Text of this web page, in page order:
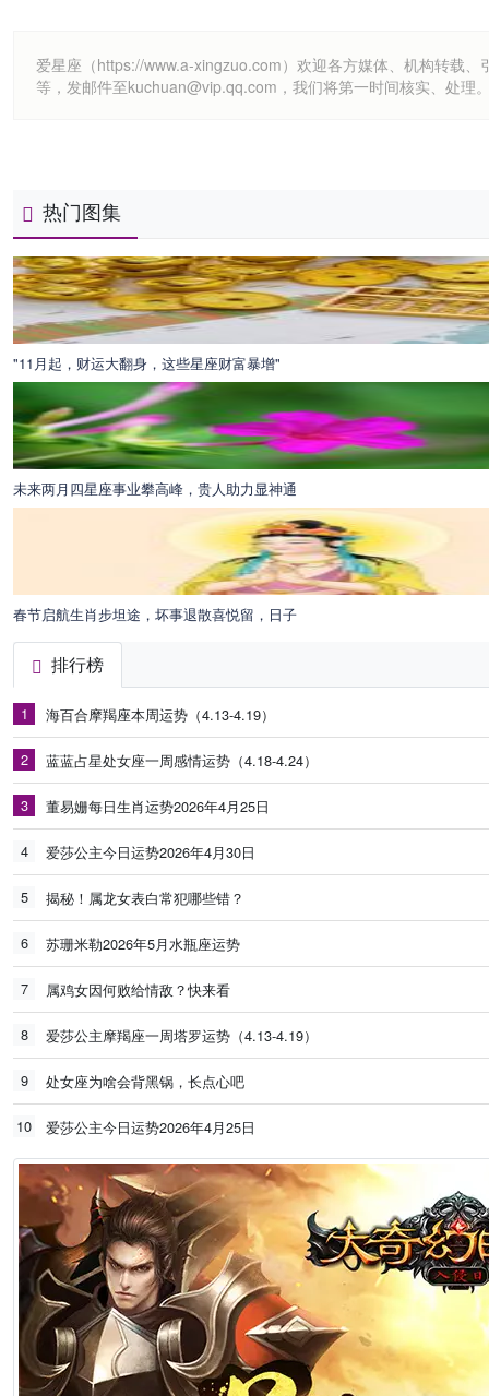
爱星座（https://www.a-xingzuo.com）欢迎各方媒体、机构转载
等，发邮件至kuchuan@vip.qq.com，我们将第一时间核实、处理
热门图集
"11月起，财运大翻身，这些星座财富暴增"
未来两月四星座事业攀高峰，贵人助力显神通
春节启航生肖步坦途，坏事退散喜悦留，日子
排行榜
1 海百合摩羯座本周运势（4.13-4.19）
2 蓝蓝占星处女座一周感情运势（4.18-4.24）
3 董易姗每日生肖运势2026年4月25日
4 爱莎公主今日运势2026年4月30日
5 揭秘！属龙女表白常犯哪些错？
6 苏珊米勒2026年5月水瓶座运势
7 属鸡女因何败给情敌？快来看
8 爱莎公主摩羯座一周塔罗运势（4.13-4.19）
9 处女座为啥会背黑锅，长点心吧
10 爱莎公主今日运势2026年4月25日